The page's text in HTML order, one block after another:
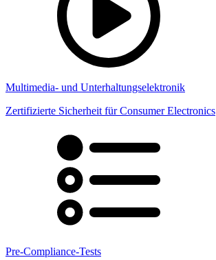
Multimedia- und Unterhaltungselektronik
Zertifizierte Sicherheit für Consumer Electronics
Pre-Compliance-Tests